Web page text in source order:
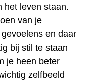
het leven staan.
van je
en daar
bij stil te staan
je heen beter
zelfbeeld